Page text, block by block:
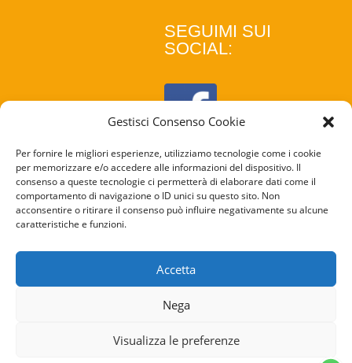
Gestisci Consenso Cookie
Per fornire le migliori esperienze, utilizziamo tecnologie come i cookie
per memorizzare e/o accedere alle informazioni del dispositivo. Il
consenso a queste tecnologie ci permetterà di elaborare dati come il
comportamento di navigazione o ID unici su questo sito. Non
acconsentire o ritirare il consenso può influire negativamente su alcune
caratteristiche e funzioni.
Accetta
Nega
Visualizza le preferenze
SEGUIMI SUI
SOCIAL:
COOKIE
POLICY
PRIVACY